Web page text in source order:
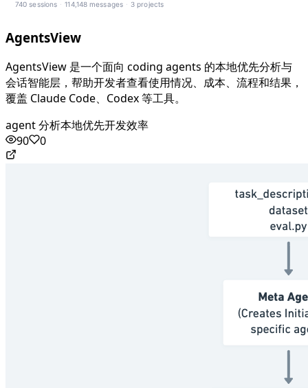
AgentsView
AgentsView 是一个面向 coding agents 的本地优先分析与
会话智能层，帮助开发者查看使用情况、成本、流程和结果，
覆盖 Claude Code、Codex 等工具。
agent 分析本地优先开发效率
90
0